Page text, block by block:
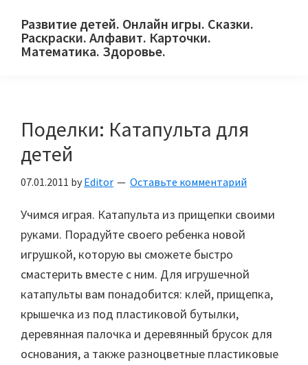
primary
main
primary
Развитие детей. Онлайн игры. Сказки.
Раскраски. Алфавит. Карточки.
Математика. Здоровье.
и
их
родителей.
Поделки: Катапульта для
детей
07.01.2011 by Editor Оставьте комментарий
Учимся играя. Катапульта из прищепки своими
руками. Порадуйте своего ребенка новой
игрушкой, которую вы сможете быстро
смастерить вместе с ним. Для игрушечной
катапульты вам понадобится: клей, прищепка,
крышечка из под пластиковой бутылки,
деревянная палочка и деревянный брусок для
основания, а также разноцветные пластиковые